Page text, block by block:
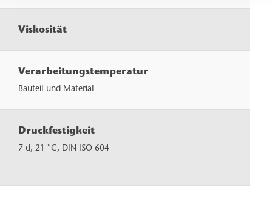
Viskosität
Verarbeitungstemperatur
Bauteil und Material
Druckfestigkeit
7 d, 21 °C, DIN ISO 604